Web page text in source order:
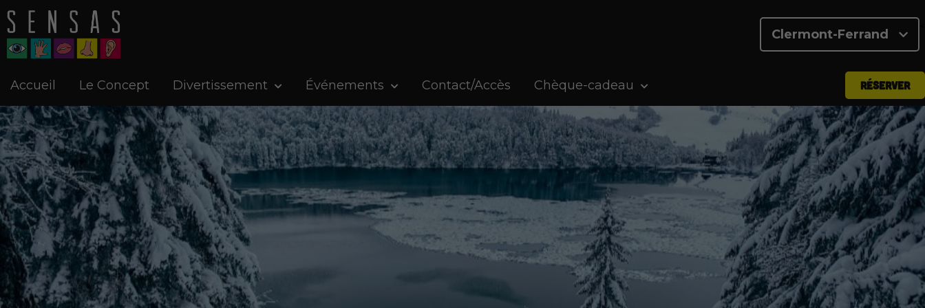
Clermont-Ferrand
Accueil Le Concept Divertissement Événements Contact/Accès Chèque-cadeau RÉSERVER